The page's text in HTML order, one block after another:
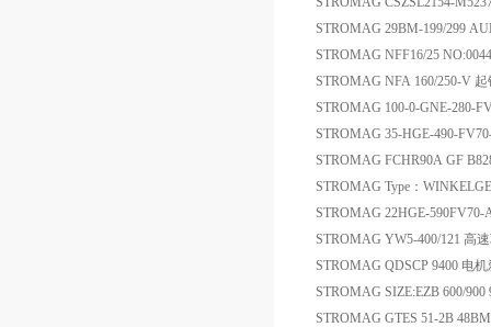
STROMAG 29BM-199/299
STROMAG NFF16/25
STROMAG NFA 160/250-V
STROMAG 100-0-GNE-280-
STROMAG 35-HGE-490-
STROMAG FCHR90A GF
STROMAG Type：
STROMAG 22HGE-590FV70-
STROMAG YW5-400/121 高
STROMAG QDSCP 9400 电
STROMAG SIZE:EZB 600/900
STROMAG GTES 51-2B